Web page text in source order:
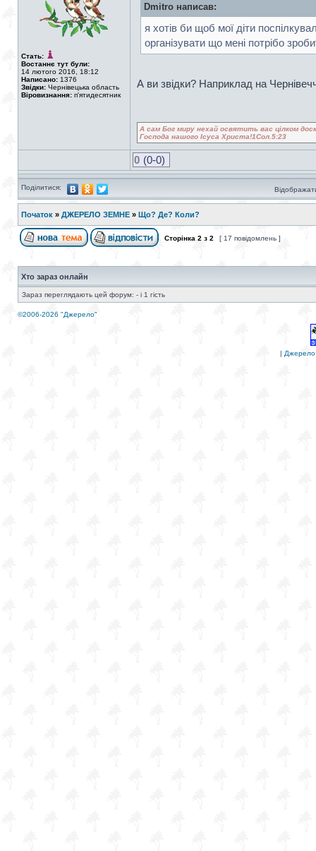
Стать:
Востаннє тут були:
14 лютого 2016, 18:12
Написано: 1376
Звідки: Чернівецька область
Віровизнання: п'ятидесятник
Dmitro написав:
я хотів би щоб мої діти
організувати що мені потрібо
А ви звідки? Наприклад на
А сам Бог миру нехай освятить вас цілком
Господа нашого Ісуса Христа!1Сол.5:23
0 (0-0)
Поділитися:
Початок » ДЖЕРЕЛО ЗЕМНЕ » Що? Де? Коли?
Сторінка 2 з 2 [ 17 повідомлень ]
Хто зараз онлайн
Зараз переглядають цей форум: - і 1 гість
©2006-2026 "Джерело"
| Джерело